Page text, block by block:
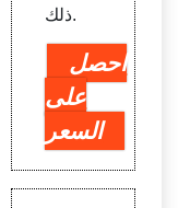
ذلك.
احصل
على
السعر